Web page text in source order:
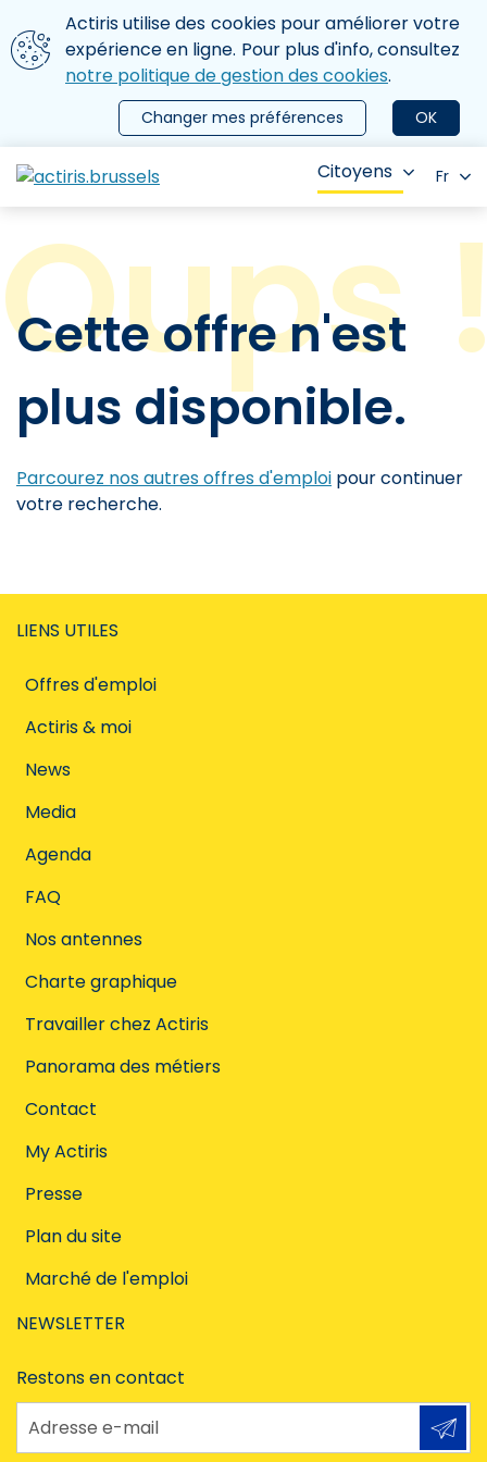
Aller au contenu principal
Nous utilisons des cookies
Actiris utilise des cookies pour améliorer votre
expérience en ligne. Pour plus d'info, consultez
notre politique de gestion des cookies.
OK
Changer mes préférences
le menu
Citoyens Fr
Cette offre n'est
plus disponible.
Parcourez nos autres offres d'emploi pour continuer
votre recherche.
LIENS UTILES
Offres d'emploi
Actiris & moi
News
Media
Agenda
FAQ
Nos antennes
Charte graphique
Travailler chez Actiris
Panorama des métiers
Contact
My Actiris
Presse
Plan du site
Marché de l'emploi
NEWSLETTER
Restons en contact
Adresse e-mail